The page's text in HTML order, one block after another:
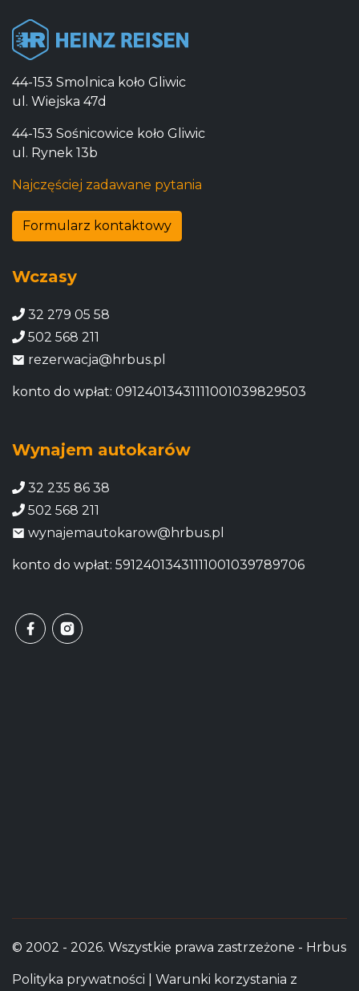
44-153 Smolnica koło Gliwic
ul. Wiejska 47d
44-153 Sośnicowice koło Gliwic
ul. Rynek 13b
Najczęściej zadawane pytania
Formularz kontaktowy
Wczasy
32 279 05 58
502 568 211
rezerwacja@hrbus.pl
konto do wpłat: 09124013431111001039829503
Wynajem autokarów
32 235 86 38
502 568 211
wynajemautokarow@hrbus.pl
konto do wpłat: 59124013431111001039789706
© 2002 - 2026. Wszystkie prawa zastrzeżone - Hrbus
Polityka prywatności
Warunki korzystania z